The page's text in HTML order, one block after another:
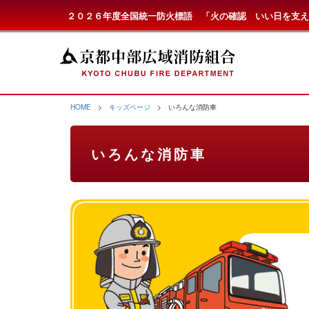
２０２６年度全国統一防火標語 「火の確認 いい日を支
HOME > キッズページ > いろんな消防車
いろんな消防車